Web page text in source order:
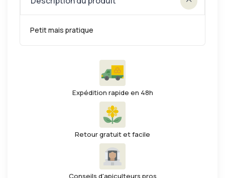
Petit mais pratique
Expédition rapide en 48h
Retour gratuit et facile
Conseils d'apiculteurs pros